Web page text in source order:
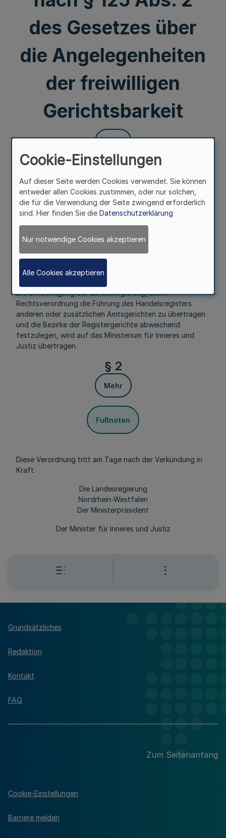
des Gesetzes über
die Angelegenheiten
der freiwilligen
Gerichtsbarkeit
Mehr
Vom 9. Dezember 1998
Aufgrund des § 125 Abs. 2 Satz 2 des Gesetzes über die
Angelegenheiten der freiwilligen Gerichtsbarkeit in der
Fassung der Bekanntmachung vom 20. Mai 1898 (RGBl. S.
771), zuletzt geändert durch Gesetz vom 31. August 1998
(BGBl. I S. 2600), wird verordnet:
Die Ermächtigung der Landesregierung, durch
Rechtsverordnung die Führung des Handelsregisters
anderen oder zusätzlichen Amtsgerichten zu übertragen
und die Bezirke der Registergerichte abweichend
festzulegen, wird auf das Ministerium für Inneres und
Justiz übertragen.
§ 2
Mehr
Fußnoten
Diese Verordnung tritt am Tage nach der Verkündung in
Kraft.
Die Landesregierung
Nordrhein-Westfalen
Der Ministerpräsident
Der Minister für Inneres und Justiz
Grundsätzliches
Redaktion
Kontakt
FAQ
Zum Seitenanfang
Cookie-Einstellungen
Barriere melden
Cookie-Einstellungen
Auf dieser Seite werden Cookies verwendet. Sie können
entweder allen Cookies zustimmen, oder nur solchen,
die für die Verwendung der Seite zwingend erforderlich
sind. Hier finden Sie die Datenschutzerklärung
Nur notwendige Cookies akzeptieren
Alle Cookies akzeptieren